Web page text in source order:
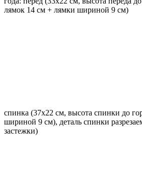
лямок 14 см + лямки шириной 9 см)
спинка (37х22 см, высота спинки до
шириной 9 см), деталь спинки
застежки)